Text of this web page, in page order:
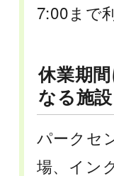
7:00まで
休業期
なる施設
パークセ
場、イン